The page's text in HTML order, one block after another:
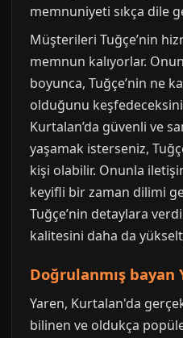
memnuniyeti sıkça dile
Müşterileri Tuğçe’nin
memnun kalıyorlar.
boyunca, Tuğçe’nin ne
olduğunu
Kurtalan’da güvenli ve
yaşamak isterseniz,
kişi olabilir. Onunla
keyifli bir zaman dilimi
Tuğçe’nin detaylara
kalitesini daha da
Doğrulanmış bayan
Yaren, Kurtalan'da
bilinen ve oldukça